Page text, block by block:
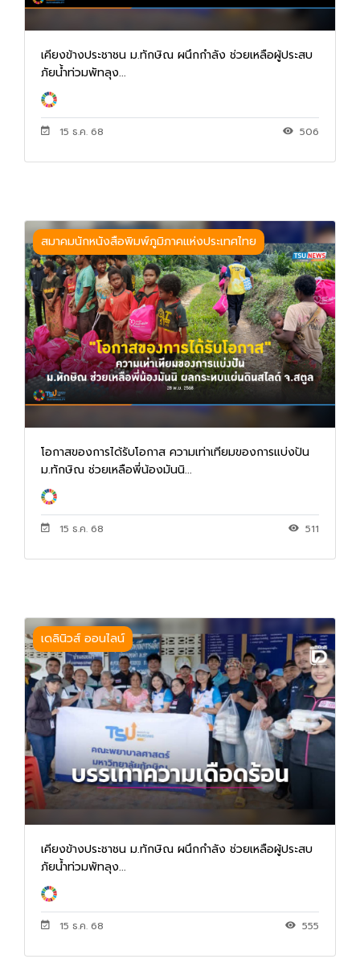
เคียงข้างประชาชน ม.ทักษิณ ผนึกกำลัง ช่วยเหลือผู้ประสบ
ภัยน้ำท่วมพัทลุง...
15 ธ.ค. 68 506
สมาคมนักหนังสือพิมพ์ภูมิภาคแห่งประเทศไทย
โอกาสของการได้รับโอกาส ความเท่าเทียมของการแบ่งปัน
ม.ทักษิณ ช่วยเหลือพี่น้องมันนิ...
15 ธ.ค. 68 511
เดลินิวส์ ออนไลน์
เคียงข้างประชาชน ม.ทักษิณ ผนึกกำลัง ช่วยเหลือผู้ประสบ
ภัยน้ำท่วมพัทลุง...
15 ธ.ค. 68 555